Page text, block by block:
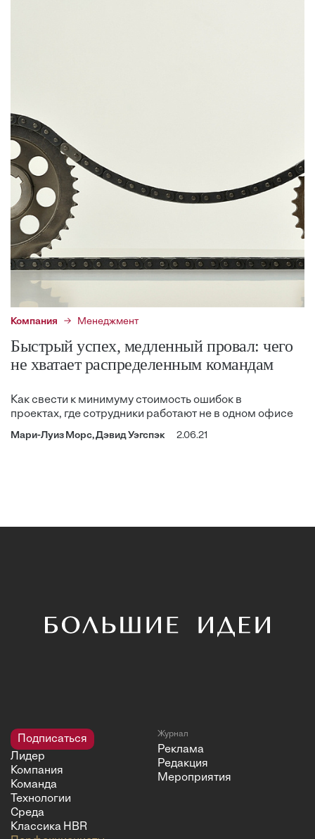
Компания Менеджмент
Быстрый успех, медленный провал: чего
не хватает распределенным командам
Как свести к минимуму стоимость ошибок в
проектах, где сотрудники работают не в одном офисе
Мари-Луиз Морс, Дэвид Уэгспэк 2.06.21
Подписаться
Лидер
Компания
Команда
Технологии
Среда
Классика HBR
Журнал
Реклама
Редакция
Мероприятия